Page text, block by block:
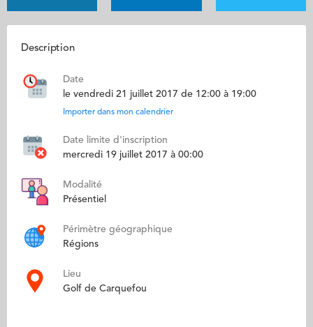
Description
Date
le vendredi 21 juillet 2017 de 12:00 à 19:00
Importer dans mon calendrier
Date limite d'inscription
mercredi 19 juillet 2017 à 00:00
Modalité
Présentiel
Périmètre géographique
Régions
Lieu
Golf de Carquefou